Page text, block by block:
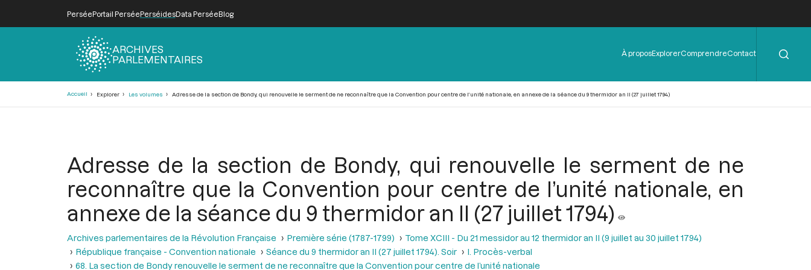
PerséePortail PerséePerséidesData PerséeBlog
ARCHIVES
PARLEMENTAIRES
Menu
de
À proposExplorerComprendreContact
Accueil Explorer Les volumes Adresse de la section de Bondy, qui renouvelle le serment de ne reconnaître que la Convention pour centre de l’unité nationale, en annexe de la séance du 9 thermidor an II (27 juillet 1794)
Adresse de la section de Bondy, qui renouvelle le serment de ne
reconnaître que la Convention pour centre de l’unité nationale, en
annexe de la séance du 9 thermidor an II (27 juillet 1794)
Archives parlementaires de la Révolution Française Première série (1787-1799)
Tome XCIII - Du 21 messidor au 12 thermidor an II (9 juillet au 30 juillet 1794)
République française - Convention nationale
Séance du 9 thermidor an II (27 juillet 1794). Soir
I. Procès-verbal
68. La section de Bondy renouvelle le serment de ne reconnaître que la Convention pour centre de l’unité nationale